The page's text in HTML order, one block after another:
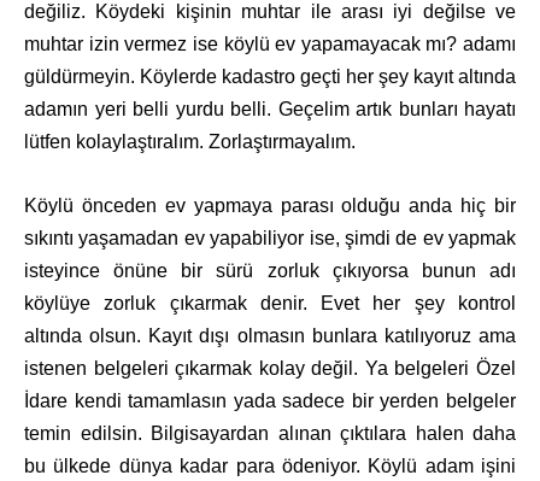
değiliz. Köydeki kişinin muhtar ile arası iyi değilse ve
muhtar izin vermez ise köylü ev yapamayacak mı? adamı
güldürmeyin. Köylerde kadastro geçti her şey kayıt altında
adamın yeri belli yurdu belli. Geçelim artık bunları hayatı
lütfen kolaylaştıralım. Zorlaştırmayalım.
Köylü önceden ev yapmaya parası olduğu anda hiç bir
sıkıntı yaşamadan ev yapabiliyor ise, şimdi de ev yapmak
isteyince önüne bir sürü zorluk çıkıyorsa bunun adı
köylüye zorluk çıkarmak denir. Evet her şey kontrol
altında olsun. Kayıt dışı olmasın bunlara katılıyoruz ama
istenen belgeleri çıkarmak kolay değil. Ya belgeleri Özel
İdare kendi tamamlasın yada sadece bir yerden belgeler
temin edilsin. Bilgisayardan alınan çıktılara halen daha
bu ülkede dünya kadar para ödeniyor. Köylü adam işini